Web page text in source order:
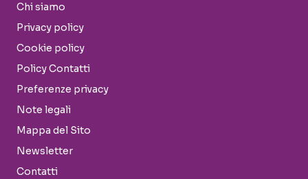
Chi siamo
Privacy policy
Cookie policy
Policy Contatti
Preferenze privacy
Note legali
Mappa del Sito
Newsletter
Contatti